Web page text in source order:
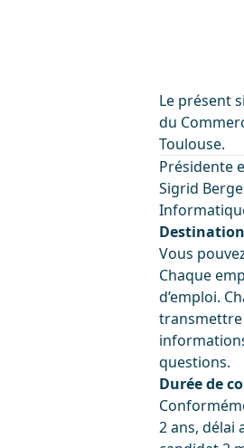
Le présent
du
Toulouse.
Présidente
Sigrid
Vous
Chaque
d’emploi.
transmettre
questions.
Durée de
2 ans, délai